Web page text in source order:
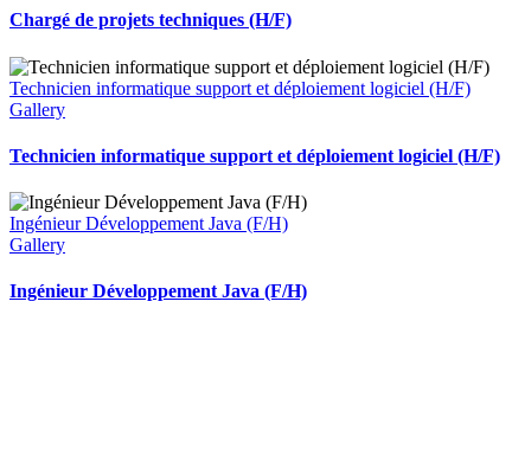
Chargé de projets techniques (H/F)
Technicien informatique support et déploiement logiciel (H/F)
Gallery
Technicien informatique support et déploiement logiciel (H/F)
Ingénieur Développement Java (F/H)
Gallery
Ingénieur Développement Java (F/H)